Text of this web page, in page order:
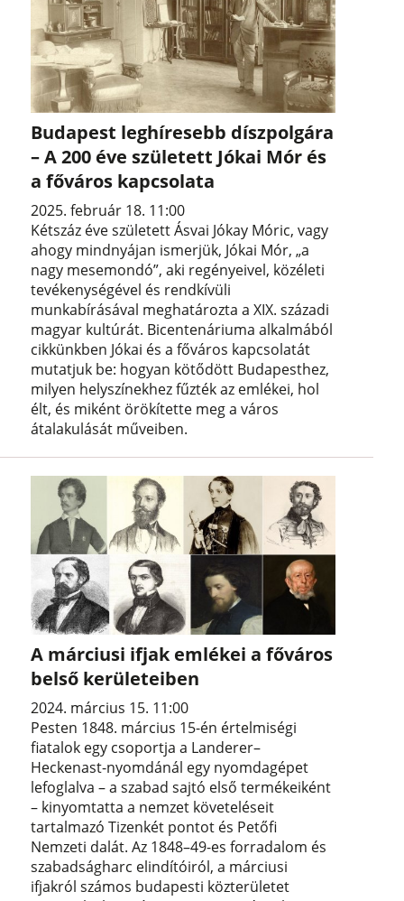
Budapest leghíresebb díszpolgára
– A 200 éve született Jókai Mór és
a főváros kapcsolata
2025. február 18. 11:00
Kétszáz éve született Ásvai Jókay Móric, vagy
ahogy mindnyájan ismerjük, Jókai Mór, „a
nagy mesemondó”, aki regényeivel, közéleti
tevékenységével és rendkívüli
munkabírásával meghatározta a XIX. századi
magyar kultúrát. Bicentenáriuma alkalmából
cikkünkben Jókai és a főváros kapcsolatát
mutatjuk be: hogyan kötődött Budapesthez,
milyen helyszínekhez fűzték az emlékei, hol
élt, és miként örökítette meg a város
átalakulását műveiben.
A márciusi ifjak emlékei a főváros
belső kerületeiben
2024. március 15. 11:00
Pesten 1848. március 15-én értelmiségi
fiatalok egy csoportja a Landerer–
Heckenast-nyomdánál egy nyomdagépet
lefoglalva – a szabad sajtó első termékeiként
– kinyomtatta a nemzet követeléseit
tartalmazó Tizenkét pontot és Petőfi
Nemzeti dalát. Az 1848–49-es forradalom és
szabadságharc elindítóiról, a márciusi
ifjakról számos budapesti közterületet